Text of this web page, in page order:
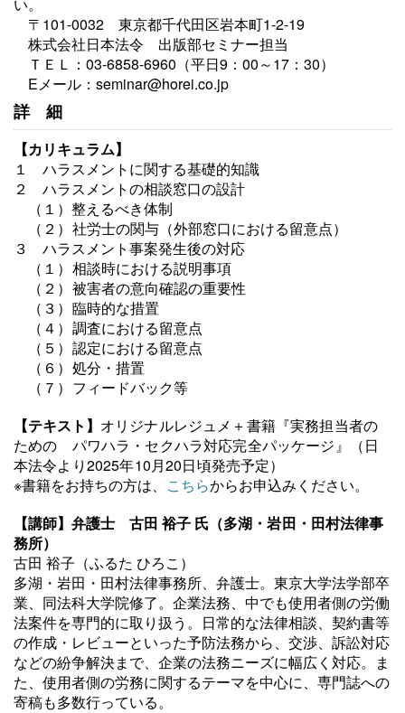
〒101-0032 東京都千代田区岩本町1-2-19
株式会社日本法令 出版部セミナー担当
ＴＥＬ：03-6858-6960（平日9：00～17：30）
Eメール：seminar@horei.co.jp
詳細
【カリキュラム】
１ ハラスメントに関する基礎的知識
２ ハラスメントの相談窓口の設計
（１）整えるべき体制
（２） 社労士の関与（外部窓口における留意点）
３ ハラスメント事案発生後の対応
（１） 相談時における説明事項
（２） 被害者の意向確認の重要性
（３） 臨時的な措置
（４） 調査における留意点
（５） 認定における留意点
（６） 処分・措置
（７） フィードバック等
【テキスト】 オリジナルレジュメ ＋書籍『実務担当者の
ための パワハラ・セクハラ対応完全パッケージ』
（日
本法令より2025年10月20日頃発売予定）
※書籍をお持ちの方は、 こちらからお申込みください。
【講師】 弁護士 古田 裕子 氏（多湖・岩田・田村法律事
務所）
古田 裕子（ふるた ひろこ）
多湖・岩田・田村法律事務所、弁護士。東京大学法学部卒
業、同法科大学院修了。企業法務、中でも使用者側の労働
法案件を専門的に取り扱う。日常的な法律相談、契約書等
の作成・レビューといった予防法務から、交渉、訴訟対応
などの紛争解決まで、企業の法務ニーズに幅広く対応。ま
た、使用者側の労務に関するテーマを中心に、専門誌への
寄稿も多数行っている。